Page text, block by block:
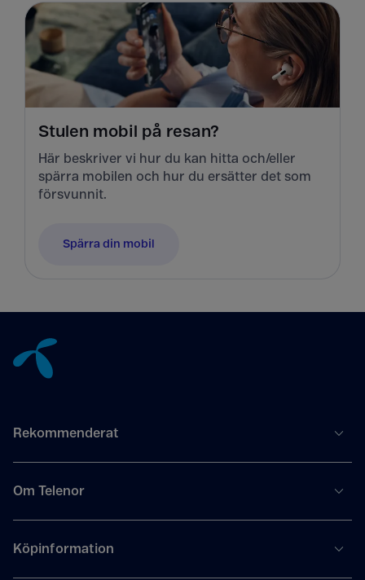
Stulen mobil på resan?
Här beskriver vi hur du kan hitta och/eller
spärra mobilen och hur du ersätter det som
försvunnit.
Spärra din mobil
Rekommenderat
Om Telenor
Köpinformation